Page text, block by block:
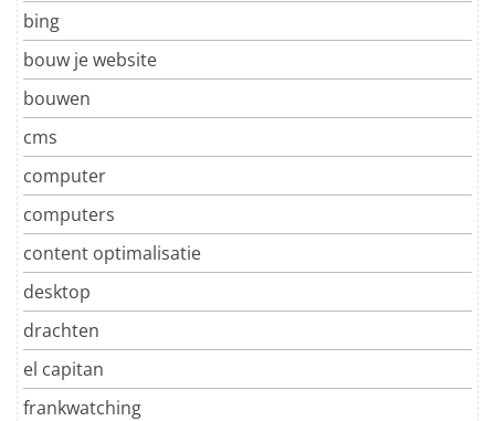
bing
bouw je website
bouwen
cms
computer
computers
content optimalisatie
desktop
drachten
el capitan
frankwatching